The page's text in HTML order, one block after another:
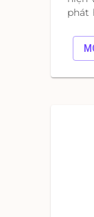
phát